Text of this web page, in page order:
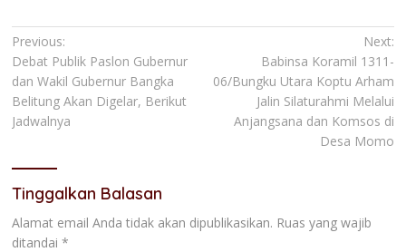
Navigasi
pos
Previous:
Debat Publik Paslon Gubernur
dan Wakil Gubernur Bangka
Belitung Akan Digelar, Berikut
Jadwalnya
Next:
Babinsa Koramil 1311-
06/Bungku Utara Koptu Arham
Jalin Silaturahmi Melalui
Anjangsana dan Komsos di
Desa Momo
Tinggalkan Balasan
Alamat email Anda tidak akan dipublikasikan. Ruas yang wajib
ditandai *